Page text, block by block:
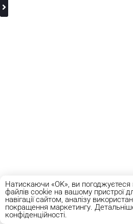
Натискаючи «OK», ви
файлів cookie на вашому пристрої
навігації сайтом, аналізу
покращення маркетингу.
конфіденційності.